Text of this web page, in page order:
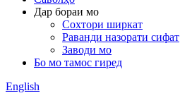
Дар бораи мо
Сохтори ширкат
Раванди назорати сифат
Заводи мо
Бо мо тамос гиред
English